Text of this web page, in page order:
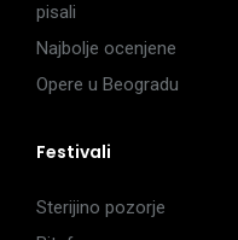
pisali
Najbolje ocenjene
Opere u Beogradu
Festivali
Sterijino pozorje